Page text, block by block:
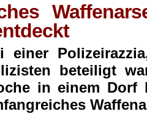
einer
beteiligt
in einem Dorf